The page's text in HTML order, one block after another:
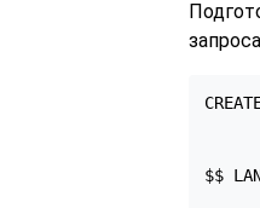
$$